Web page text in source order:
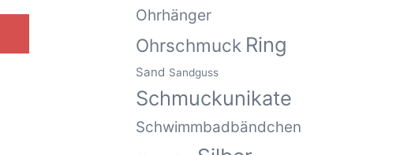
Ohrhänger
Ohrschmuck Ring
Sand Sandguss
Schmuckunikate
Schwimmbadbändchen